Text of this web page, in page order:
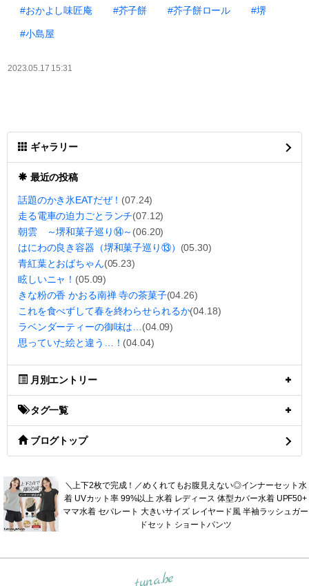
#おかよし味匠庵
#芥子餅 #芥子餅ロール #堺
#小島屋
2023.05.17 15:31
ギャラリー
最近の投稿
話題のかき氷EATだぜ！ (07.24)
走る電車の迫力ごとランチ(07.12)
朝雲 ～堺和菓子巡り⑭～ (06.20)
はにわの良き容器（堺和菓子巡り⑬） (05.30)
青紅葉とおばちゃん(05.23)
眩しいニャ！ (05.09)
きな粉の香 かおる南禅 寺の茶菓子(04.26)
これを食べずして春を終わらせられるか(04.18)
ラベンダーティーの御味は… (04.09)
思っていた絵と違う…！ (04.04)
月別エントリー
タグ一覧
ブログトップ
＼上下2枚で完成！／めくれてもお腹見えない◎インナーセット水
着 UVカット率 99%以上 水着 レディース 体型カバー水着 UPF50+
ママ水着 セパレート 大きいサイズ レイヤード風 半袖ラッシュガー
ドセット ショートパンツ
tuna.be